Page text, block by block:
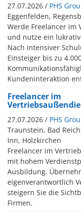
27.07.2026 / PHS
Eggenfelden,
Werde Freelancer im
und nutze ein
Nach intensiver
Einsteiger bis zu
Kundeninteraktion
Freelancer im
27.07.2026 / PHS
Traunstein, Bad
Inn, Holzkirchen
Freelancer im
mit hohem
Ausbildung.
eigenverantwortlich
steigern Sie die
Firmen.